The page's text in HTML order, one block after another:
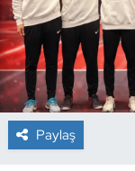
Paylaş
Çim Hokeyi
Cimnastik
Curling
Dağcılık